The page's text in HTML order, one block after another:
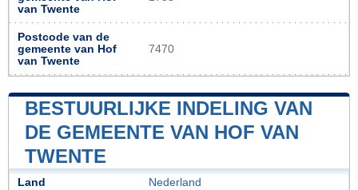
van Twente
Postcode van de
gemeente van Hof
van Twente
7470
BESTUURLIJKE INDELING VAN
DE GEMEENTE VAN HOF VAN
TWENTE
Land Nederland